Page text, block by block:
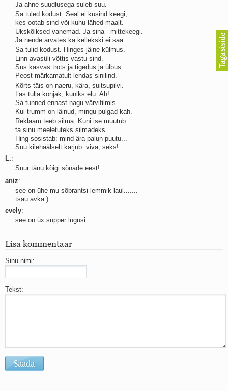
Kaks pihtimust
Ahtumine
Braueri lint
Ja ahne suudlusega suleb suu.
Sa tuled kodust. Seal ei küsind keegi,
kes ootab sind või kuhu lähed maalt.
Ükskõiksed vanemad. Ja sina - mittekeegi.
Ja nende arvates ka kellekski ei saa.
Sa tulid kodust. Hinges jäine külmus.
Linn avasüli võttis vastu sind.
Sus kasvas trots ja tigedus ja ülbus.
Peost märkamatult lendas sinilind.
Kõrts täis on naeru, kära, suitsupilvi.
Las tulla konjak, kuniks elu. Ah!
Sa tunned ennast nagu värvifilmis.
Kui trumm on läinud, mingu pulgad kah.
Reklaam teeb silma. Kuni ise muutub
ta sinu meeletuteks silmadeks.
Hing sosistab: mind ära palun puutu...
Suu kilehäälselt karjub: viva, seks!
L.:
Suur tänu kõigi sõnade eest!
aniz:
see on ühe mu sõbrantsi lemmik laul.......
tsau avka:)
evely:
see on üx supper lugusi
Lisa kommentaar
Sinu nimi:
Tekst: